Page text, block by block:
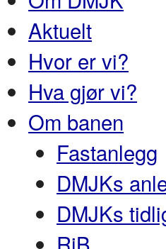
Aktuelt
Hvor er vi?
Hva gjør vi?
Om banen
Fastanlegg
DMJKs
DMJKs